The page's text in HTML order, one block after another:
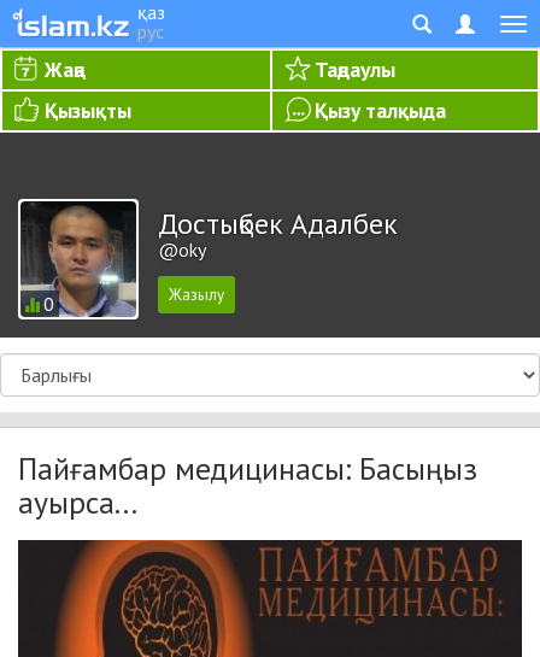
қаз
рус
Жаңа
Таңдаулы
Қызықты
Қызу талқыда
0
Достықбек Адалбек
@oky
Пайғамбар медицинасы: Басыңыз
ауырса...